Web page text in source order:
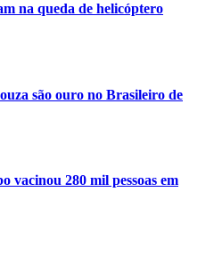
na queda de helicóptero
são ouro no Brasileiro de
vacinou 280 mil pessoas em